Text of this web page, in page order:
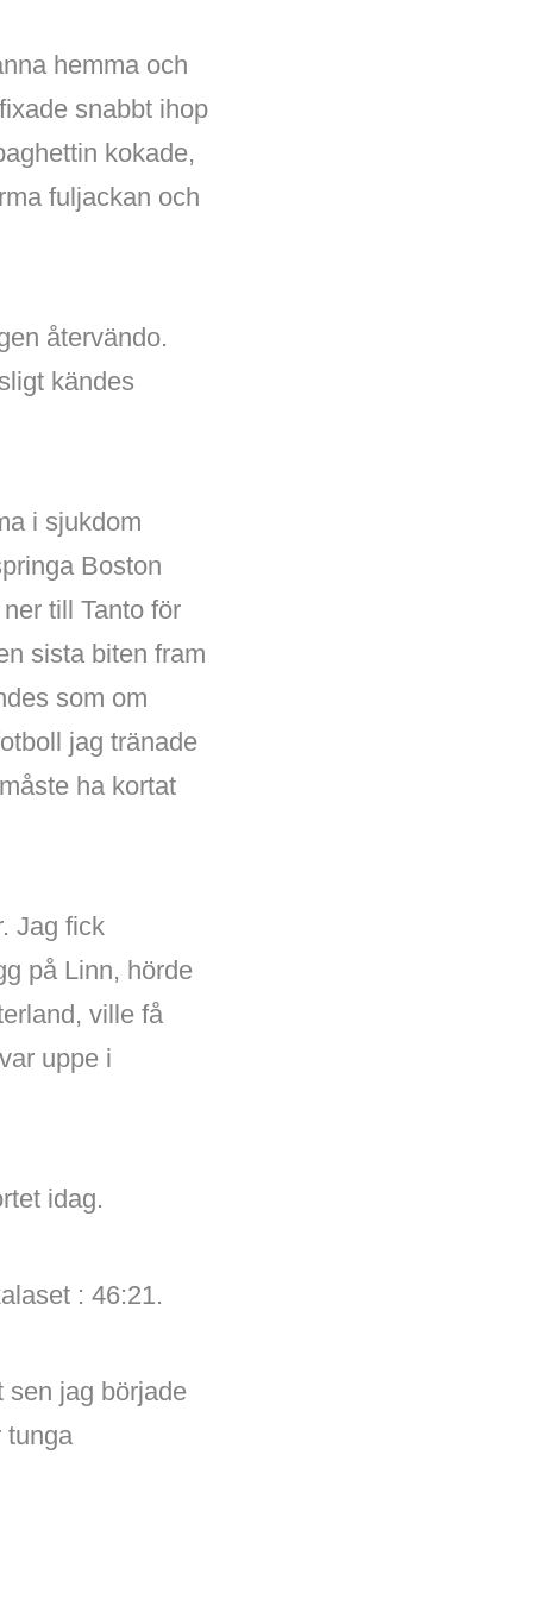
hemma och
snabbt ihop
kokade,
fuljackan och
återvändo.
kändes
i sjukdom
Boston
till Tanto för
sista biten fram
som om
jag tränade
ha kortat
Jag fick
på Linn, hörde
ville få
uppe i
idag.
: 46:21.
sen jag började
tunga